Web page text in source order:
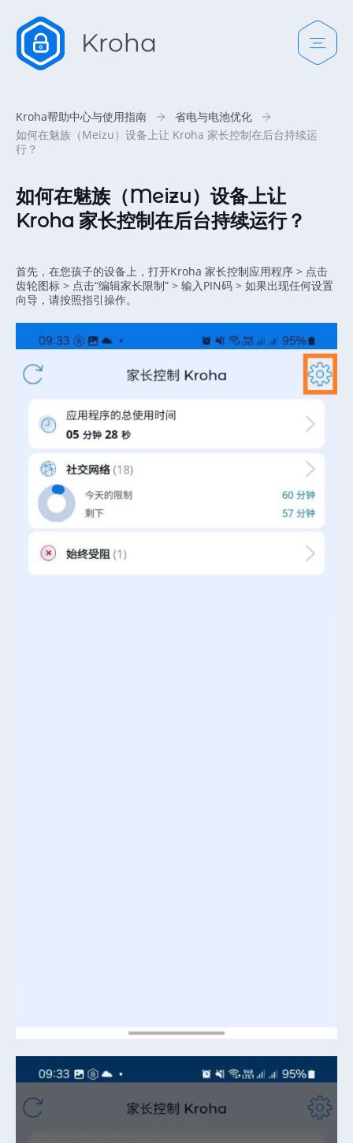
Kroha帮助中心与使用指南
省电与电池优化
如何在魅族（Meizu）设备上让 Kroha 家长控制在后台持续运
行？
如何在魅族（Meizu）设备上让
Kroha 家长控制在后台持续运行？
首先，在您孩子的设备上，打开Kroha 家长控制应用程序 > 点击
齿轮图标 > 点击“编辑家长限制” > 输入PIN码 > 如果出现任何设置
向导，请按照指引操作。